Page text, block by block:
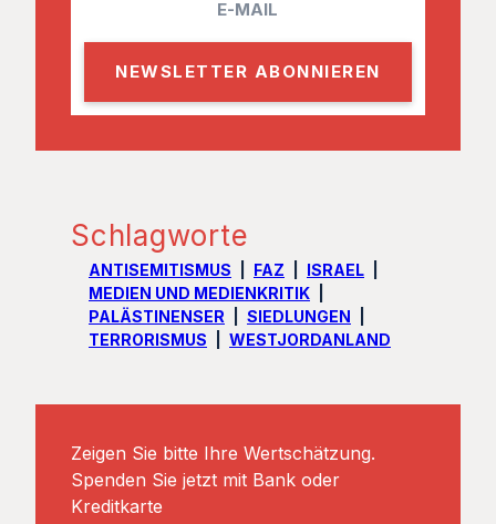
l
Schlagworte
ANTISEMITISMUS FAZ
ISRAEL
MEDIEN UND MEDIENKRITIK
PALÄSTINENSER
SIEDLUNGEN
TERRORISMUS
WESTJORDANLAND
Zeigen Sie bitte Ihre Wertschätzung.
Spenden Sie jetzt mit Bank oder
Kreditkarte